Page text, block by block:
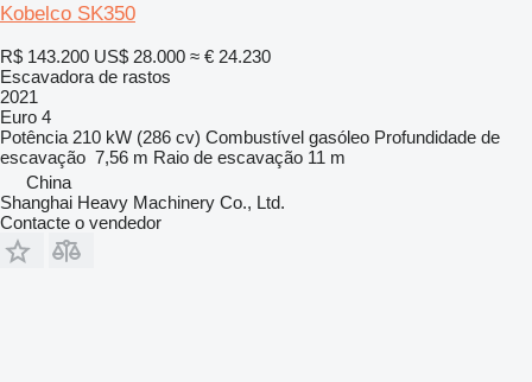
Kobelco SK350
R$ 143.200 US$ 28.000 ≈ € 24.230
Escavadora de rastos
2021
Euro 4
Potência 210 kW (286 cv) Combustível gasóleo Profundidade de
escavação 7,56 m Raio de escavação 11 m
China
Shanghai Heavy Machinery Co., Ltd.
Contacte o vendedor